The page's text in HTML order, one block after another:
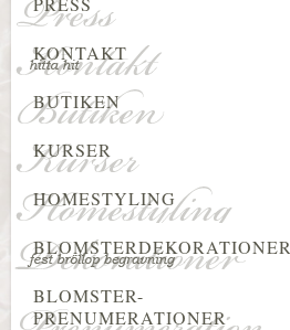
KONTAKT
BUTIKEN
KURSER
HOMESTYLING
BLOMSTERDEKORATIONER
BLOMSTER-
PRENUMERATIONER